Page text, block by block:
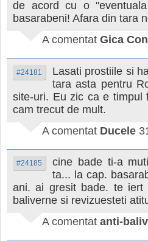
de acord cu o
basarabeni! Afara din tara
A comentat Gica
#24181
Lasati prostiile si
tara asta pentru
site-uri. Eu zic ca e timpul
cam trecut de mult.
A comentat Ducele
#24185
cine bade ti-a
ta... la cap.
ani. ai gresit bade. te iert
baliverne si revizuesteti
A comentat anti-